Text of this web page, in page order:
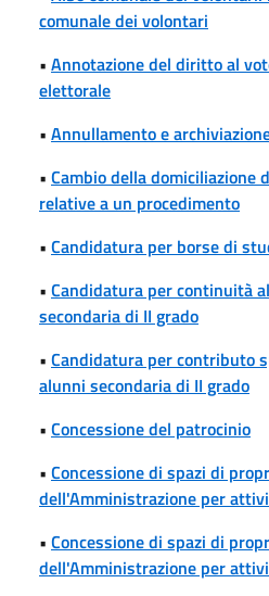
comunale dei volontari
• Annotazione del diritto al
elettorale
• Annullamento e
• Cambio della domiciliazione
relative a un procedimento
• Candidatura per borse di
• Candidatura per continuità
secondaria di II grado
• Candidatura per contributo
alunni secondaria di II grado
• Concessione del patrocinio
• Concessione di spazi di
dell'Amministrazione per
• Concessione di spazi di
dell'Amministrazione per